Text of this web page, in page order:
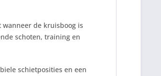
de kruisboog is
schoten, training en
schietposities en een